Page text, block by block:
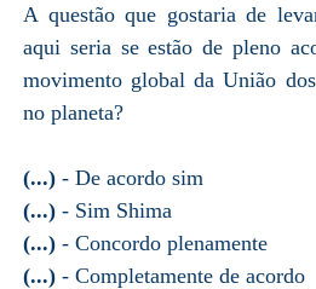
A questão que gostaria de
aqui seria se estão de pleno
movimento global da União
no planeta?
(...)- De acordo sim
(...)- Sim Shima
(...)- Concordo plenamente
(...)- Completamente de acordo